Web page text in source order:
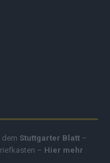
dem Stuttgarter Blatt –
– Hier mehr